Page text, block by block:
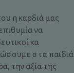
η καρδιά μας
να
κα
στα παιδιά
την αξία της